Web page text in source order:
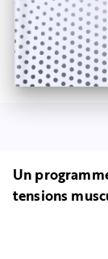
Un
tensions